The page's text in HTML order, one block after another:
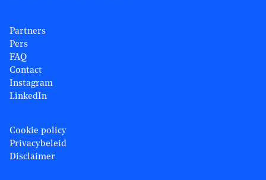
Partners
Pers
FAQ
Contact
Instagram
LinkedIn
Cookie policy
Privacybeleid
Disclaimer